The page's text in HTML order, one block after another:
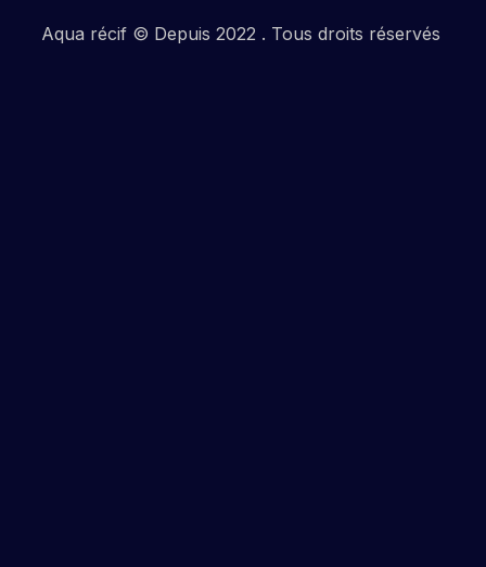
Aqua récif © Depuis 2022 . Tous droits réservés